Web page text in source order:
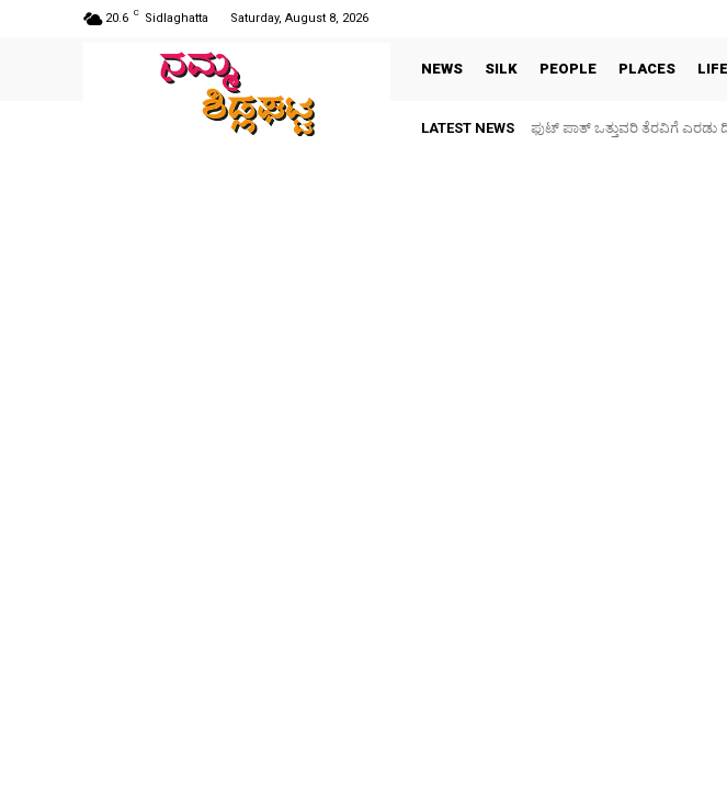
20.6 C Sidlaghatta Saturday, August 8, 2026
NEWS SILK PEOPLE PLACES
LATEST NEWS ಫುಟ್‌ ಪಾತ್ ಒತ್ತುವರಿ ತೆರವಿಗೆ ಎರಡು